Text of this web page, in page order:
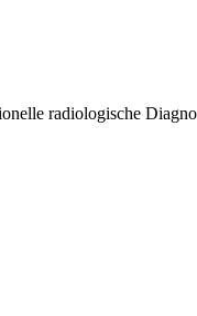
radiologische